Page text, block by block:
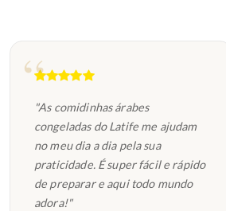
"As comidinhas árabes
congeladas do Latife me ajudam
no meu dia a dia pela sua
praticidade. É super fácil e rápido
de preparar e aqui todo mundo
adora!"